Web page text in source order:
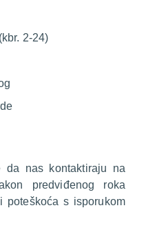
2-24)
da nas kontaktiraju na
predviđenog roka
poteškoća s isporukom